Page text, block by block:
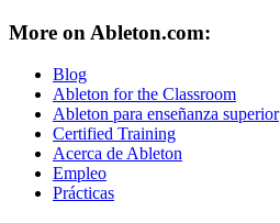
More on Ableton.com:
Blog
Ableton for the Classroom
Ableton para enseñanza superior
Certified Training
Acerca de Ableton
Empleo
Prácticas